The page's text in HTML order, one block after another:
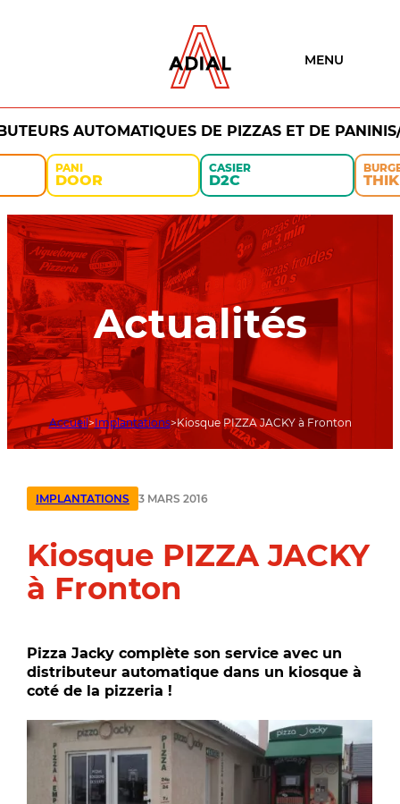
MENU
AUTOMATIQUES DE PIZZAS ET DE
PANI
DOOR
CASIER
D2C THIK
Actualités
Accueil Implantations Kiosque PIZZA JACKY à Fronton
IMPLANTATIONS 3 MARS 2016
Kiosque PIZZA JACKY
à Fronton
Pizza Jacky complète son service avec un
distributeur automatique dans un kiosque à
coté de la pizzeria !